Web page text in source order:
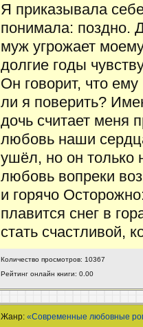
Я приказывала
понимала: поздно.
муж угрожает
долгие годы
Он говорит, что
ли я поверить?
дочь считает меня
любовь наши
ушёл, но он только
любовь вопреки
и горячо
плавится снег в
стать счастливой,
Количество просмотров: 10367
Рейтинг онлайн книги: 0.00
Жанр:«Современные любовные